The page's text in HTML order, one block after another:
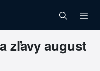
zľavy august